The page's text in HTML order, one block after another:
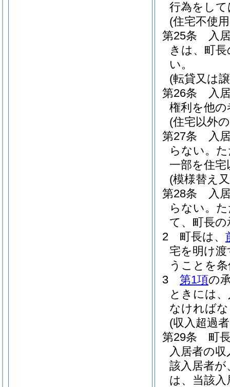
行為をし
(住宅不使
第25条
入
きは、町
い。
(転貸又は
第26条
入
権利を他
(住宅以外
第27条
入
らない。
一部を住
(模様替え
第28条
入
らない。
て、町長
2
町長は、
宅を明け
うことを
3
第1項の
ときには
なければ
(収入超過
第29条
町
入居者の
該入居者
は、当該